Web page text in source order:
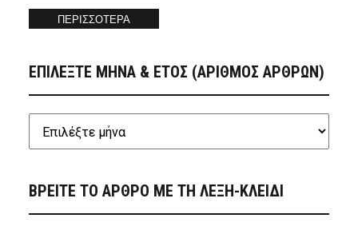
ΠΕΡΙΣΣΟΤΕΡΑ
ΕΠΙΛΕΞΤΕ ΜΗΝΑ & ΕΤΟΣ (ΑΡΙΘΜΟΣ ΑΡΘΡΩΝ)
ΒΡΕΙΤΕ ΤΟ ΑΡΘΡΟ ΜΕ ΤΗ ΛΕΞΗ-ΚΛΕΙΔΙ